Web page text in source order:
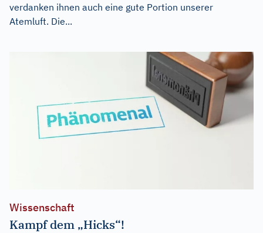
verdanken ihnen auch eine gute Portion unserer
Atemluft. Die...
Wissenschaft
Kampf dem „Hicks“!